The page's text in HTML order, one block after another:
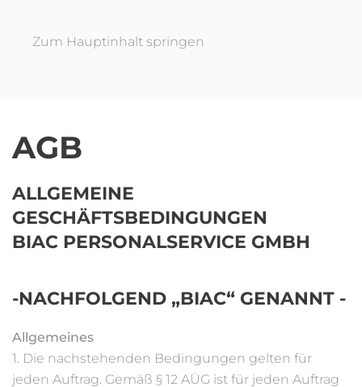
Zum Hauptinhalt springen
AGB
ALLGEMEINE
GESCHÄFTSBEDINGUNGEN
BIAC PERSONALSERVICE GMBH
-NACHFOLGEND „BIAC“ GENANNT -
Allgemeines
1. Die nachstehenden Bedingungen gelten für
jeden Auftrag. Gemäß § 12 AÜG ist für jeden Auftrag